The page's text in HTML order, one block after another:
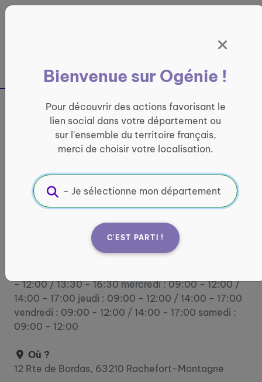
France entière
Bienvenue sur Ogénie !
Pour découvrir des actions favorisant le
lien social dans votre département ou
sur l'ensemble du territoire français,
merci de choisir votre localisation.
C'EST PARTI !
Partager sur
France services Rochefort
Montagne
INFORMATIQUE ET ACCÈS AUX DROITS
Informations pratiques :
- 12:00 / 13:30 - 16:30 mercredi : 09:00 - 12:00 /
14:00 - 17:00 jeudi : 09:00 - 12:00 / 14:00 - 17:00
vendredi : 09:00 - 12:00 / 14:00 - 17:00 samedi :
09:00 - 12:00
Où ?
12 Rte de Bordas, 63210 Rochefort-Montagne
Panneau de gestion des cookies